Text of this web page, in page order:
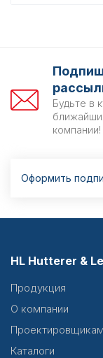
Будьте в
компании!
Оформить
HL Hutterer &
Продукция
О компании
Проектировщикам
Каталоги